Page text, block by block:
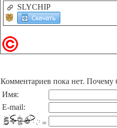
SLYCHIP
Комментариев пока нет. Почему
Имя:
E-mail:
=